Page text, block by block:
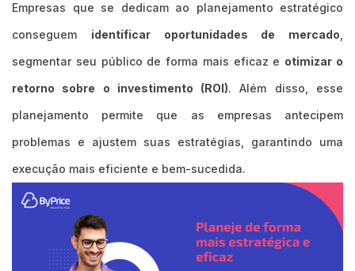
Empresas que se dedicam ao planejamento estratégico
conseguem identificar oportunidades de mercado
segmentar seu público de forma mais eficaz e otimizar o
retorno sobre o investimento (ROI). Além disso, esse
planejamento permite que as empresas antecipem
problemas e ajustem suas estratégias, garantindo uma
execução mais eficiente e bem-sucedida.